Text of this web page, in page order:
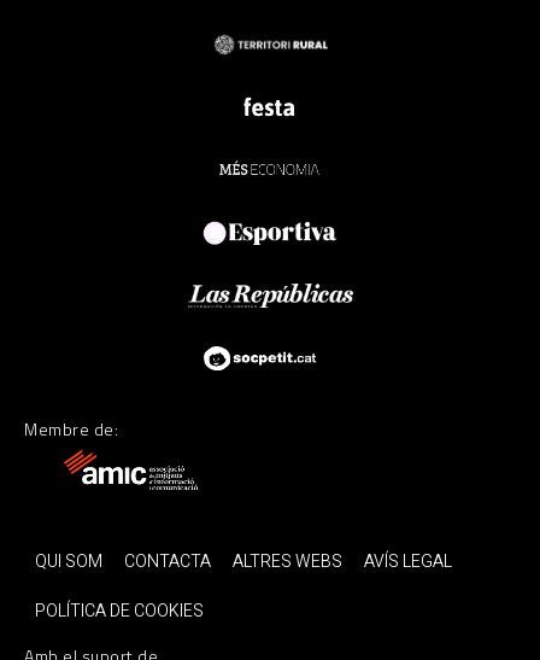
Membre de:
QUI SOM CONTACTA ALTRES WEBS
AVÍS LEGAL
POLÍTICA DE COOKIES